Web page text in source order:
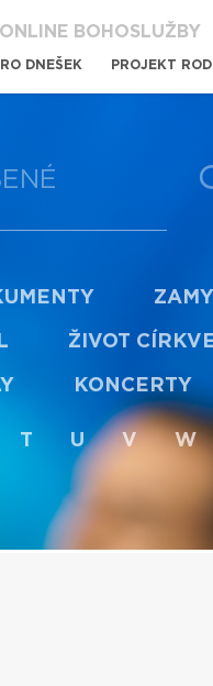
ONLINE BOHOSLUŽBY
DNEŠEK PROJEKT
ŽIVOT
KONCERTY
T U V W